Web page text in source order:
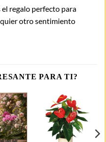
el regalo perfecto para
otro sentimiento
PARA TI?